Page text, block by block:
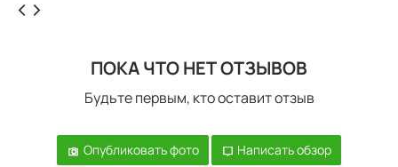
ПОКА ЧТО НЕТ ОТЗЫВОВ
Будьте первым, кто оставит отзыв
Опубликовать фото Написать обзор